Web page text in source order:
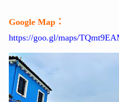
Google Map：
https://goo.gl/maps/